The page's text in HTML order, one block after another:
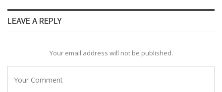
LEAVE A REPLY
Your email address will not be published.